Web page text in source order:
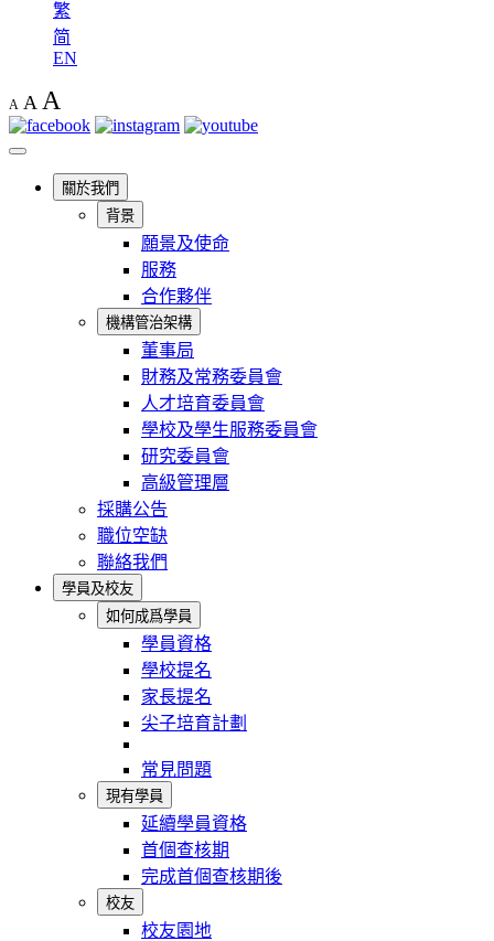
繁
简
EN
A A A
關於我們
背景
願景及使命
服務
合作夥伴
機構管治架構
董事局
財務及常務委員會
人才培育委員會
學校及學生服務委員會
研究委員會
高級管理層
採購公告
職位空缺
聯絡我們
學員及校友
如何成爲學員
學員資格
學校提名
家長提名
尖子培育計劃
常見問題
現有學員
延續學員資格
首個查核期
完成首個查核期後
校友
校友園地